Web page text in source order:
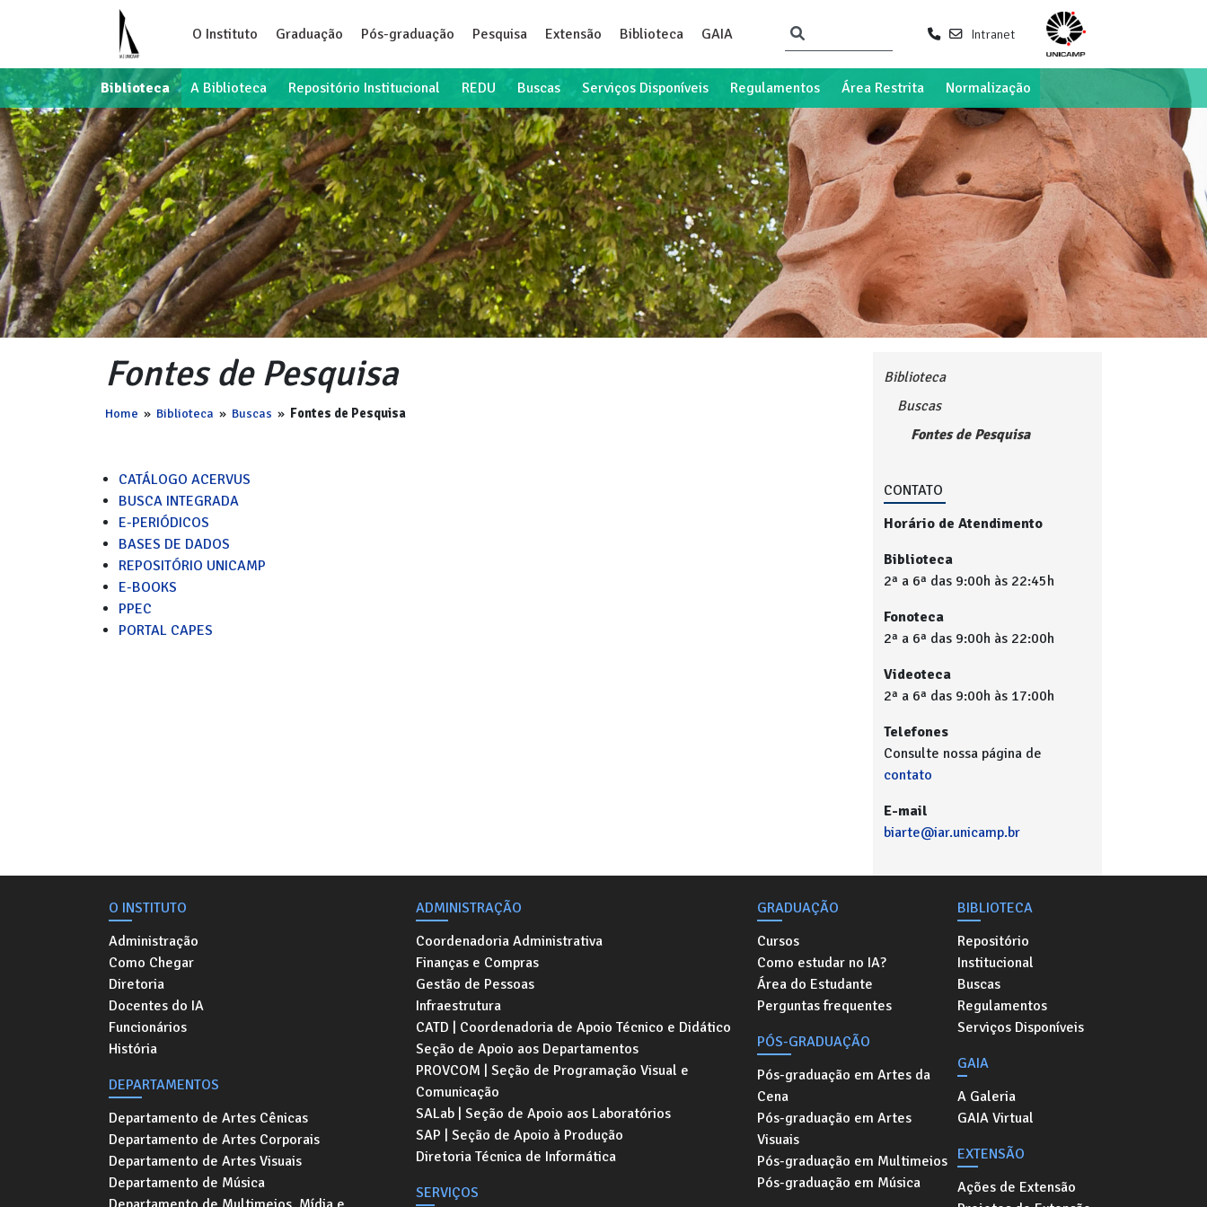
O Instituto Graduação Pós-graduação Pesquisa Extensão Biblioteca GAIA Intranet
Biblioteca A Biblioteca Repositório Institucional REDU Buscas Serviços Disponíveis Regulamentos Área Restrita Normalização
Fontes de Pesquisa
Home » Biblioteca » Buscas » Fontes de Pesquisa
CATÁLOGO ACERVUS
BUSCA INTEGRADA
E-PERIÓDICOS
BASES DE DADOS
REPOSITÓRIO UNICAMP
E-BOOKS
PPEC
PORTAL CAPES
Biblioteca
Buscas
Fontes de Pesquisa
CONTATO
Horário de Atendimento
Biblioteca
2ª a 6ª das 9:00h às 22:45h
Fonoteca
2ª a 6ª das 9:00h às 22:00h
Videoteca
2ª a 6ª das 9:00h às 17:00h
Telefones
Consulte nossa página de
contato
E-mail
biarte@iar.unicamp.br
O INSTITUTO
Administração
Como Chegar
Diretoria
Docentes do IA
Funcionários
História
DEPARTAMENTOS
Departamento de Artes Cênicas
Departamento de Artes Corporais
Departamento de Artes Visuais
Departamento de Música
ADMINISTRAÇÃO
Coordenadoria Administrativa
Finanças e Compras
Gestão de Pessoas
Infraestrutura
CATD | Coordenadoria de Apoio Técnico e Didático
Seção de Apoio aos Departamentos
PROVCOM | Seção de Programação Visual e
Comunicação
SALab | Seção de Apoio aos Laboratórios
SAP | Seção de Apoio à Produção
Diretoria Técnica de Informática
SERVIÇOS
GRADUAÇÃO
Cursos
Como estudar no IA?
Área do Estudante
Perguntas frequentes
PÓS-GRADUAÇÃO
Pós-graduação em Artes da
Cena
Pós-graduação em Artes
Visuais
Pós-graduação em Multimeios
Pós-graduação em Música
BIBLIOTECA
Repositório
Institucional
Buscas
Regulamentos
Serviços Disponíveis
GAIA
A Galeria
GAIA Virtual
EXTENSÃO
Ações de Extensão